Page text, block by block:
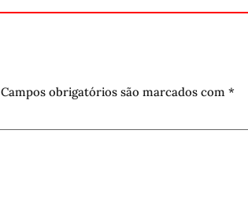
Campos obrigatórios são marcados com *